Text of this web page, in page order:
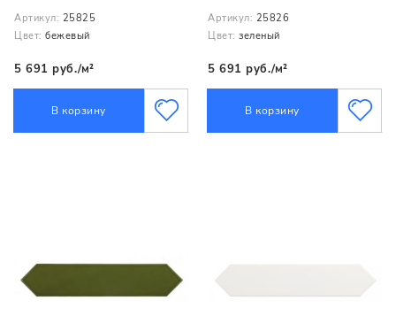
Артикул: 25825
Цвет: бежевый
5 691 руб./м²
В корзину
Артикул: 25826
Цвет: зеленый
5 691 руб./м²
В корзину